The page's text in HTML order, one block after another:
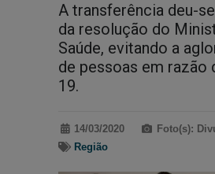
A transferência deu-
da resolução do
Saúde, evitando a
de pessoas em razão
19.
14/03/2020
Foto(s):
Região